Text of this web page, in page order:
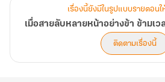
ครอบครัวอนุตั้งตนเป็นใหญ่ พี่ชายโดนวางยา
ไม่เป็นธรรม
มิหนำซ้ำพอฟื้นขึ้นมาแล้ว นางจะต้องแต่งงา
ปัญญาอ่อนอีก!
เรื่องนี้ยังมีในรูปแบบรายตอน
ติดตามเรื่องนี้